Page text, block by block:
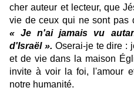
cher auteur et lecteur, que
vie de ceux qui ne sont pas
« Je n'ai jamais vu
d'Israël ». Oserai-je te dire :
et de vie dans la maison
invite à voir la foi, l'amour
notre humanité.